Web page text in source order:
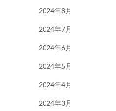
2024年8月
2024年7月
2024年6月
2024年5月
2024年4月
2024年3月